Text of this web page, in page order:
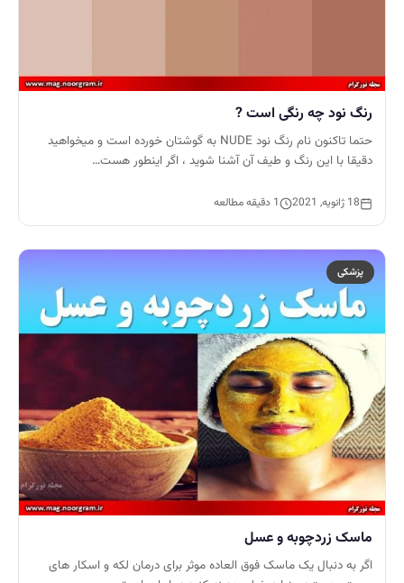
رنگ نود چه رنگی است ?
حتما تاکنون نام رنگ نود NUDE به گوشتان خورده است و میخواهید
دقیقا با این رنگ و طیف آن آشنا شوید ، اگر اینطور هست…
18 ژانویه, 2021 1 دقیقه مطالعه
پزشکی
ماسک زردچوبه و عسل
اگر به دنبال یک ماسک فوق العاده موثر برای درمان لکه و اسکار های